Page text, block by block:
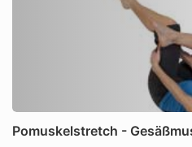
Pomuskelstretch -